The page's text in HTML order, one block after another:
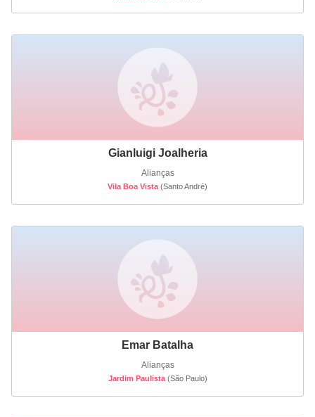
Gianluigi Joalheria
Alianças
Vila Boa Vista (Santo André)
Emar Batalha
Alianças
Jardim Paulista(São Paulo)